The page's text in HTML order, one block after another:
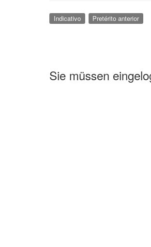
Indicativo Pretérito anterior
Sie müssen